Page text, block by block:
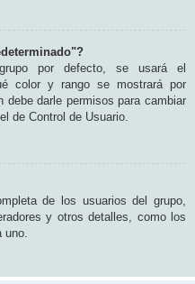
por defecto, se usará el
color y rango se mostrará por
darle permisos para cambiar
de Control de Usuario.
de los usuarios del grupo,
y otros detalles, como los
uno.